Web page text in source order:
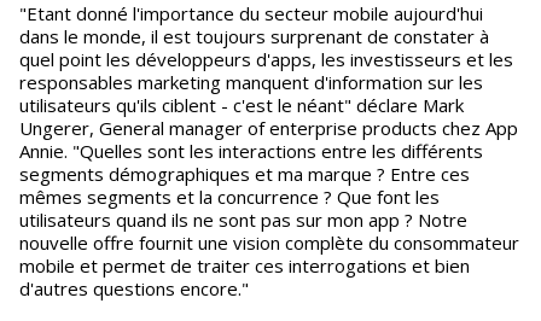
"Etant donné l'importance du secteur mobile aujourd'hui
dans le monde, il est toujours surprenant de constater à
quel point les développeurs d'apps, les investisseurs et les
responsables marketing manquent d'information sur les
utilisateurs qu'ils ciblent - c'est le néant" déclare Mark
Ungerer, General manager of enterprise products chez App
Annie. "Quelles sont les interactions entre les différents
segments démographiques et ma marque ? Entre ces
mêmes segments et la concurrence ? Que font les
utilisateurs quand ils ne sont pas sur mon app ? Notre
nouvelle offre fournit une vision complète du consommateur
mobile et permet de traiter ces interrogations et bien
d'autres questions encore."